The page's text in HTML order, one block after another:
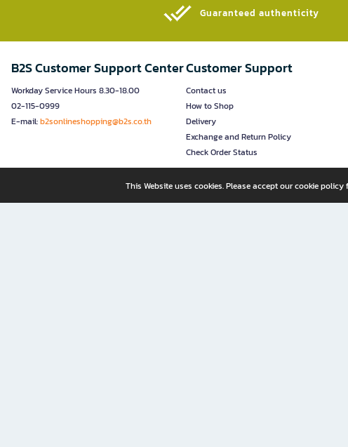
Guaranteed authenticity​
B2S Customer Support Center
Workday Service Hours 8.30-18.00
02-115-0999
E-mail:b2sonlineshopping@b2s.co.th
Customer Support
Contact us
How to Shop
Delivery
Exchange and Return Policy
Check Order Status
This Website uses cookies. Please accept our cookie